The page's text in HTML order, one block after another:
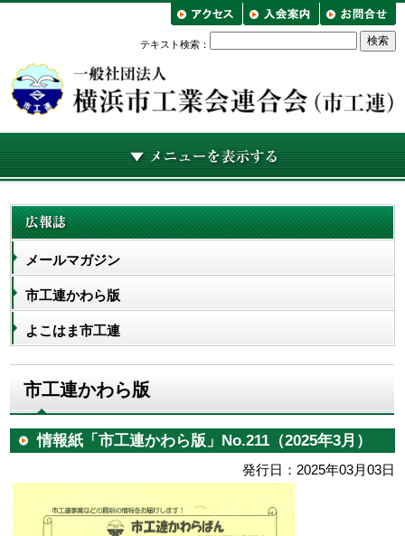
テキスト検索：
メールマガジン
市工連かわら版
よこはま市工連
市工連かわら版
情報紙「市工連かわら版」No.211（2025年3月）
発行日：2025年03月03日